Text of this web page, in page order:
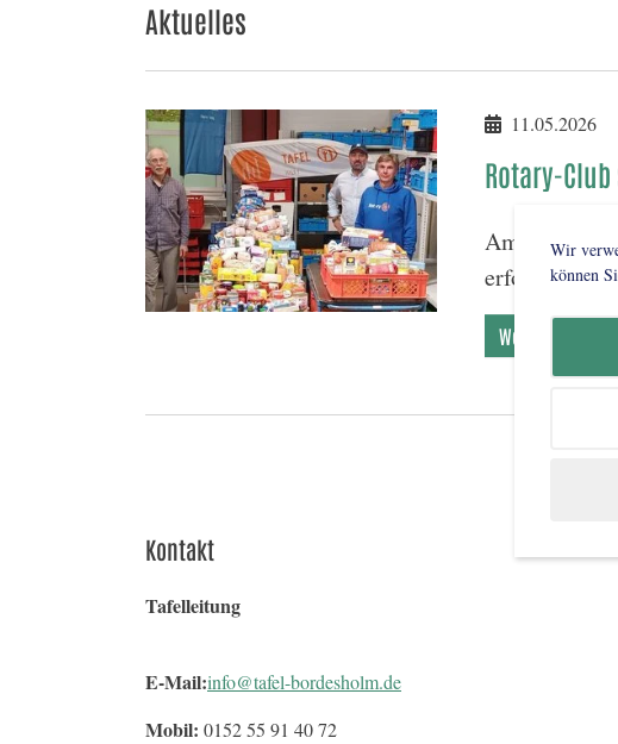
Aktuelles
11.05.2026
Rotary-
Am
erfolgreich
Weiterlesen
Kontakt
Tafelleitung
E-Mail:info@tafel-bordesholm.de
Mobil: 0152 55 91 40 72
Wir
können